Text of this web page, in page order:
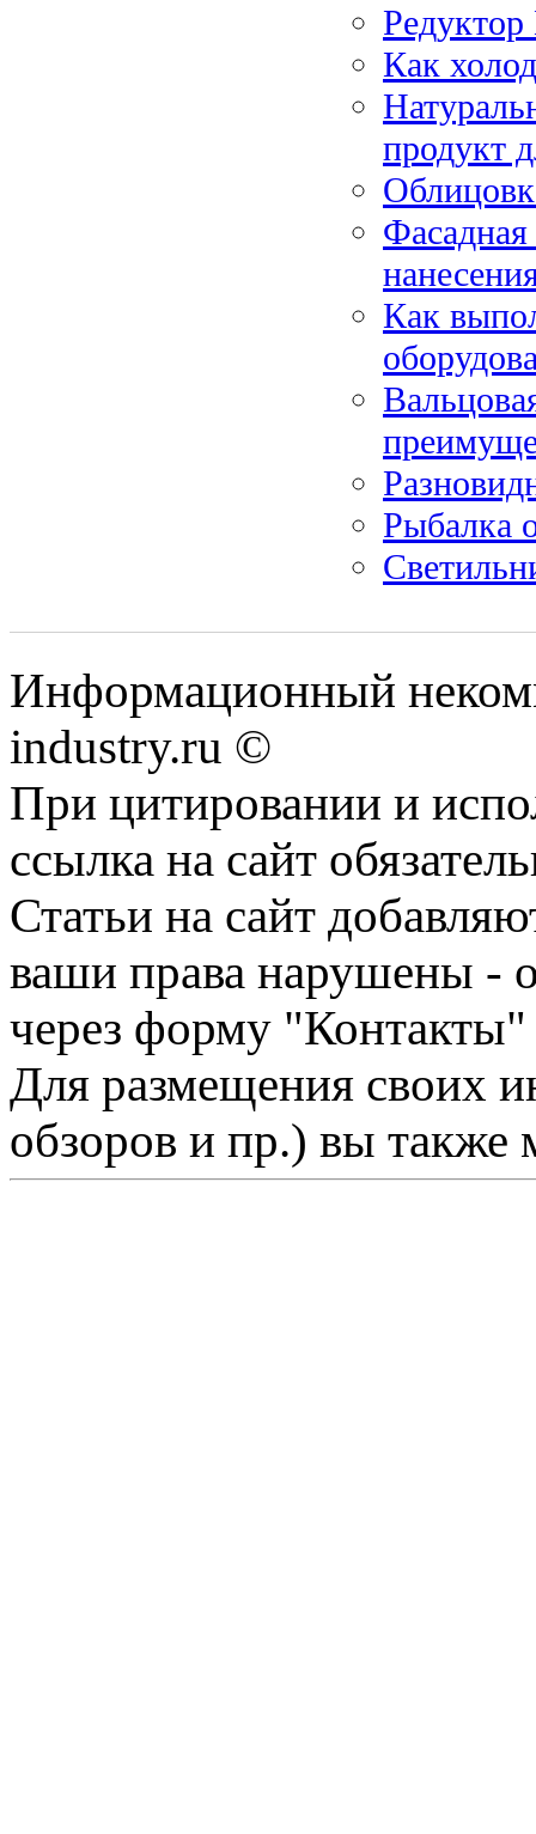
Как
продукт
Как
Рыбалка
Информационный
industry.ru ©
При цитировании и
ссылка на сайт
Статьи на сайт
ваши права нарушены -
через форму "Контакты"
Для размещения своих
обзоров и пр.) вы также